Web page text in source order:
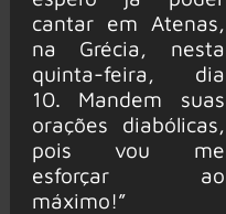
cantar em Atenas,
na Grécia, nesta
quinta-feira, dia
10. Mandem suas
orações diabólicas,
pois vou me
esforçar ao
máximo!”